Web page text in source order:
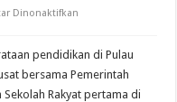
Dinonaktifkan
Pertama
di
Pulau
Sumbawa
Segera
pendidikan di Pulau
bersama Pemerintah
Rakyat pertama di